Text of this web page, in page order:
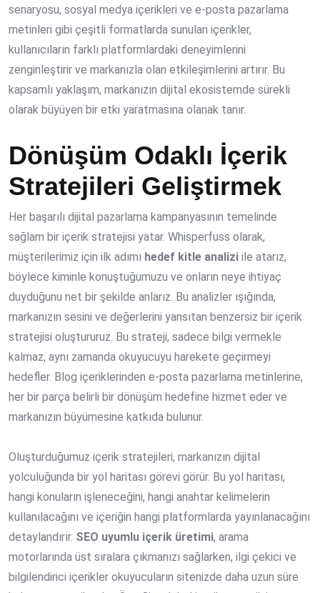
senaryosu, sosyal medya içerikleri ve e-posta pazarlama
metinleri gibi çeşitli formatlarda sunulan içerikler,
kullanıcıların farklı platformlardaki deneyimlerini
zenginleştirir ve markanızla olan etkileşimlerini artırır. Bu
kapsamlı yaklaşım, markanızın dijital ekosistemde sürekli
olarak büyüyen bir etki yaratmasına olanak tanır.
Dönüşüm Odaklı İçerik
Stratejileri Geliştirmek
Her başarılı dijital pazarlama kampanyasının temelinde
sağlam bir içerik stratejisi yatar. Whisperfuss olarak,
müşterilerimiz için ilk adımı hedef kitle analizi ile atarız,
böylece kiminle konuştuğumuzu ve onların neye ihtiyaç
duyduğunu net bir şekilde anlarız. Bu analizler ışığında,
markanızın sesini ve değerlerini yansıtan benzersiz bir içerik
stratejisi oluştururuz. Bu strateji, sadece bilgi vermekle
kalmaz, aynı zamanda okuyucuyu harekete geçirmeyi
hedefler. Blog içeriklerinden e-posta pazarlama metinlerine,
her bir parça belirli bir dönüşüm hedefine hizmet eder ve
markanızın büyümesine katkıda bulunur.
Oluşturduğumuz içerik stratejileri, markanızın dijital
yolculuğunda bir yol haritası görevi görür. Bu yol haritası,
hangi konuların işleneceğini, hangi anahtar kelimelerin
kullanılacağını ve içeriğin hangi platformlarda yayınlanacağını
detaylandırır. SEO uyumlu içerik üretimi, arama
motorlarında üst sıralara çıkmanızı sağlarken, ilgi çekici ve
bilgilendirici içerikler okuyucuların sitenizde daha uzun süre